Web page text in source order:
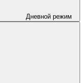
Дневной режим